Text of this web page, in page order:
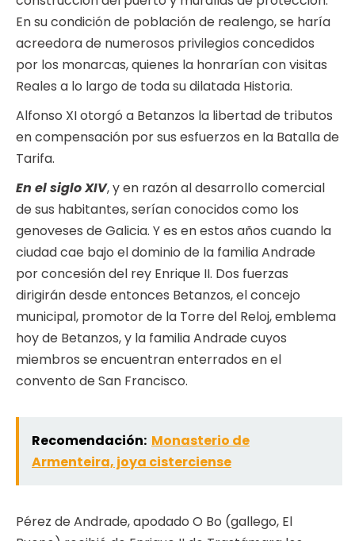
En su condición de población de realengo, se haría
acreedora de numerosos privilegios concedidos
por los monarcas, quienes la honrarían con visitas
Reales a lo largo de toda su dilatada Historia.
Alfonso XI otorgó a Betanzos la libertad de tributos
en compensación por sus esfuerzos en la Batalla de
Tarifa.
En el siglo XIV, y en razón al desarrollo comercial
de sus habitantes, serían conocidos como los
genoveses de Galicia. Y es en estos años cuando la
ciudad cae bajo el dominio de la familia Andrade
por concesión del rey Enrique II. Dos fuerzas
dirigirán desde entonces Betanzos, el concejo
municipal, promotor de la Torre del Reloj, emblema
hoy de Betanzos, y la familia Andrade cuyos
miembros se encuentran enterrados en el
convento de San Francisco.
Recomendación: Monasterio de
Armenteira, joya cisterciense
Pérez de Andrade, apodado O Bo (gallego, El